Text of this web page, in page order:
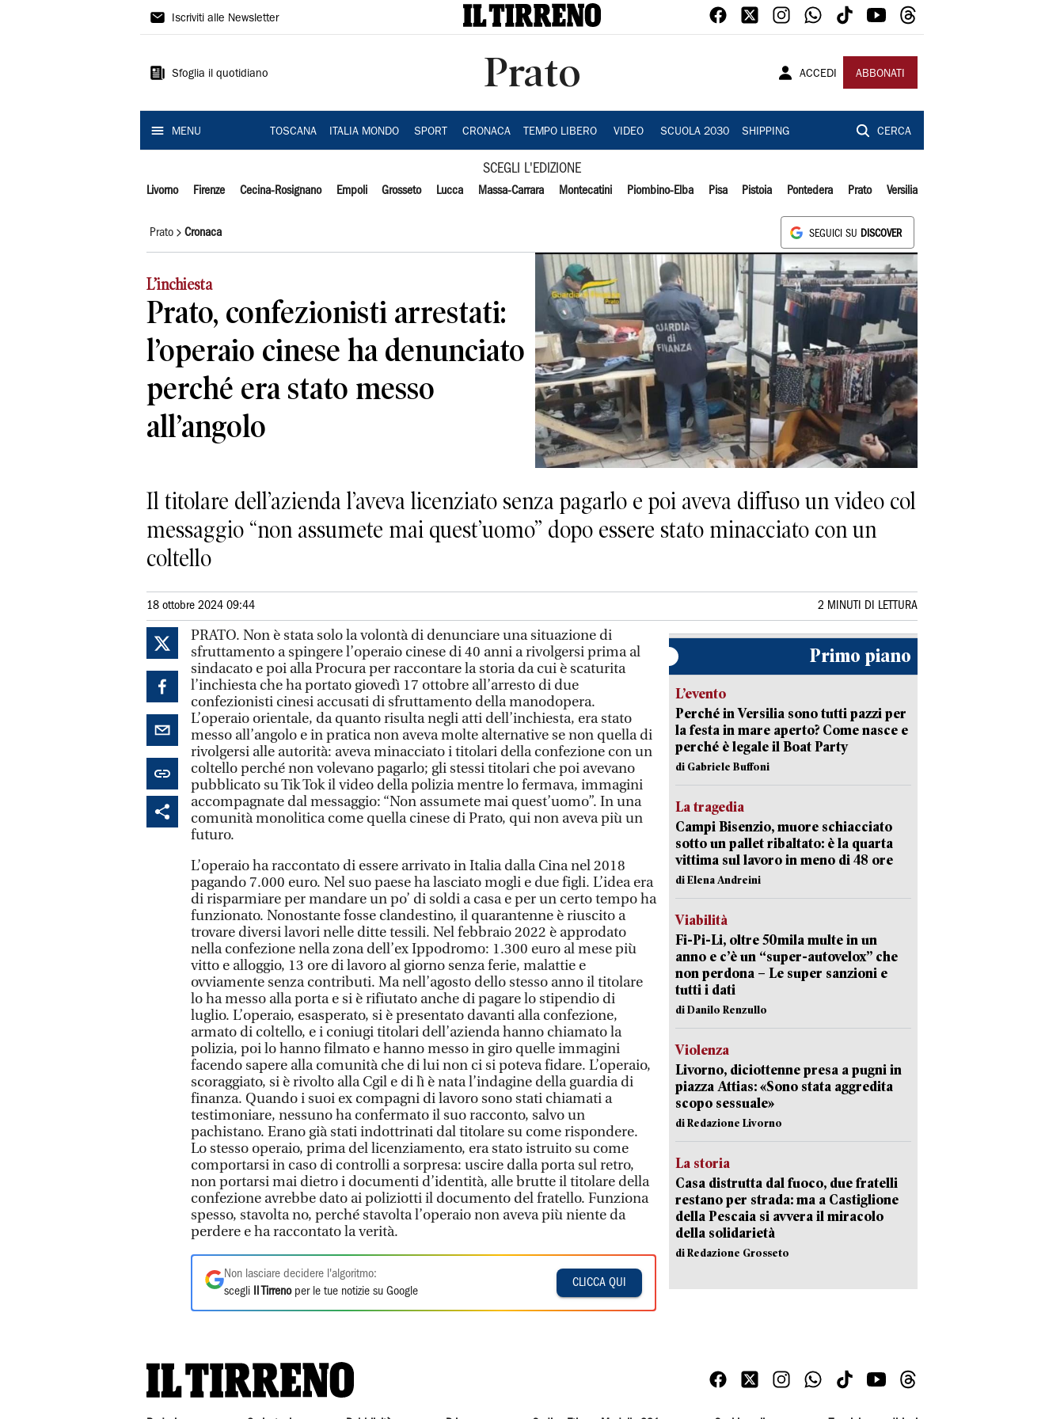
Il
Iscriviti alle Newsletter
Sfoglia il quotidiano Prato ACCEDI ABBONATI
MENU TOSCANA ITALIA MONDO SPORT CRONACA TEMPO LIBERO VIDEO SCUOLA 2030 SHIPPING CERCA
SCEGLI L'EDIZIONE
Livorno Firenze Cecina-Rosignano Empoli Grosseto Lucca Massa-Carrara Montecatini Piombino-Elba Pisa Pistoia Pontedera Prato Versilia
Prato Cronaca SEGUICI SU DISCOVER
L’inchiesta
Prato, confezionisti arrestati:
l’operaio cinese ha denunciato
perché era stato messo
all’angolo
Il titolare dell’azienda l’aveva licenziato senza pagarlo e poi aveva diffuso un video col
messaggio “non assumete mai quest’uomo” dopo essere stato minacciato con un
coltello
18 ottobre 2024 09:44 2 MINUTI DI LETTURA
PRATO. Non è stata solo la volontà di denunciare una situazione di
sfruttamento a spingere l’operaio cinese di 40 anni a rivolgersi prima al
sindacato e poi alla Procura per raccontare la storia da cui è scaturita
l’inchiesta che ha portato giovedì 17 ottobre all’arresto di due
confezionisti cinesi accusati di sfruttamento della manodopera.
L’operaio orientale, da quanto risulta negli atti dell’inchiesta, era stato
messo all’angolo e in pratica non aveva molte alternative se non quella di
rivolgersi alle autorità: aveva minacciato i titolari della confezione con un
coltello perché non volevano pagarlo; gli stessi titolari che poi avevano
pubblicato su Tik Tok il video della polizia mentre lo fermava, immagini
accompagnate dal messaggio: “Non assumete mai quest’uomo”. In una
comunità monolitica come quella cinese di Prato, qui non aveva più un
futuro.
L’operaio ha raccontato di essere arrivato in Italia dalla Cina nel 2018
pagando 7.000 euro. Nel suo paese ha lasciato mogli e due figli. L’idea era
di risparmiare per mandare un po’ di soldi a casa e per un certo tempo ha
funzionato. Nonostante fosse clandestino, il quarantenne è riuscito a
trovare diversi lavori nelle ditte tessili. Nel febbraio 2022 è approdato
nella confezione nella zona dell’ex Ippodromo: 1.300 euro al mese più
vitto e alloggio, 13 ore di lavoro al giorno senza ferie, malattie e
ovviamente senza contributi. Ma nell’agosto dello stesso anno il titolare
lo ha messo alla porta e si è rifiutato anche di pagare lo stipendio di
luglio. L’operaio, esasperato, si è presentato davanti alla confezione,
armato di coltello, e i coniugi titolari dell’azienda hanno chiamato la
polizia, poi lo hanno filmato e hanno messo in giro quelle immagini
facendo sapere alla comunità che di lui non ci si poteva fidare. L’operaio,
scoraggiato, si è rivolto alla Cgil e di lì è nata l’indagine della guardia di
finanza. Quando i suoi ex compagni di lavoro sono stati chiamati a
testimoniare, nessuno ha confermato il suo racconto, salvo un
pachistano. Erano già stati indottrinati dal titolare su come rispondere.
Lo stesso operaio, prima del licenziamento, era stato istruito su come
comportarsi in caso di controlli a sorpresa: uscire dalla porta sul retro,
non portarsi mai dietro i documenti d’identità, alle brutte il titolare della
confezione avrebbe dato ai poliziotti il documento del fratello. Funziona
spesso, stavolta no, perché stavolta l’operaio non aveva più niente da
perdere e ha raccontato la verità.
Non lasciare decidere l'algoritmo:
scegli
Il Tirrenoper le tue notizie su Google
CLICCA QUI
Primo piano
L’evento
Perché in Versilia sono tutti pazzi per
la festa in mare aperto? Come nasce e
perché è legale il Boat Party
di Gabriele Buffoni
La tragedia
Campi Bisenzio, muore schiacciato
sotto un pallet ribaltato: è la quarta
vittima sul lavoro in meno di 48 ore
di Elena Andreini
Viabilità
Fi-Pi-Li, oltre 50mila multe in un
anno e c’è un “super-autovelox” che
non perdona – Le super sanzioni e
tutti i dati
di Danilo Renzullo
Violenza
Livorno, diciottenne presa a pugni in
piazza Attias: «Sono stata aggredita
scopo sessuale»
di Redazione Livorno
La storia
Casa distrutta dal fuoco, due fratelli
restano per strada: ma a Castiglione
della Pescaia si avvera il miracolo
della solidarietà
di Redazione Grosseto